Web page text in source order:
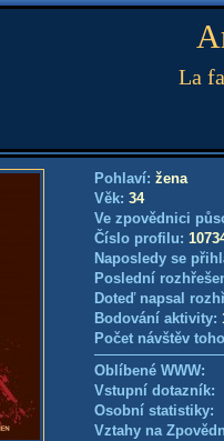
La
Pohlaví: žena
Věk: 34
Ve zpovědnici
Číslo profilu:
Naposledy se
Poslední
Doteď napsal
Bodování aktivity:
Počet návštěv
Oblíbené WWW:
Vstupní
Osobní
Vztahy na